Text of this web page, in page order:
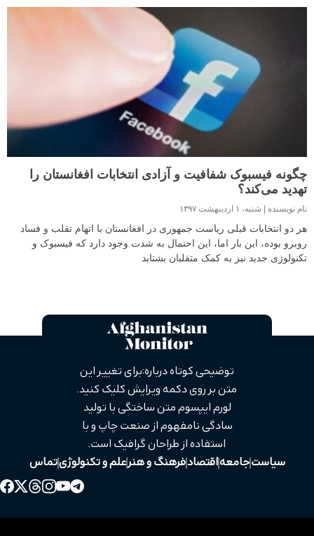
چگونه فیسبوک شفافیت و آزادی انتخابات افغانستان را
تهدید می‌کند؟
نام نویسنده شنبه، ۱ اردیبهشت ۱۳۹۷
هر دو انتخابات قبلی ریاست جمهوری در افغانستان با اتهام تقلب و فساد
روبرو بوده، این بار اما، این احتمال به شدت وجود دارد که فیسبوک و
تکنولوژی جدید نیز به کمک متقلبان بشتابد
توضیحی کوتاه درباره: برای تغییر این
متن بر روی دکمه ویرایش کلیک کنید.
لورم ایپسوم متن ساختگی با تولید
سادگی نامفهوم از صنعت چاپ و با
استفاده از طراحان گرافیک است.
سیاستجامعهاقتصادفرهنگ و هنرعلم و تکنولوژیتماس